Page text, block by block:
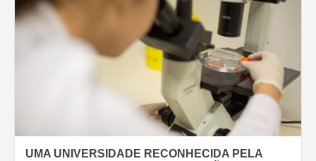
UMA UNIVERSIDADE RECONHECIDA PELA